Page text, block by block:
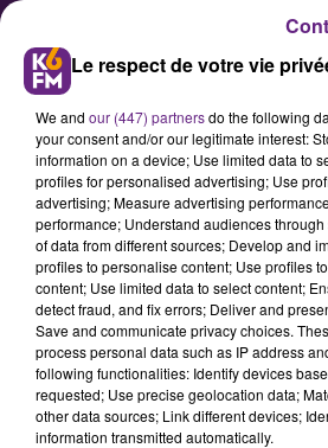
UMIH 21 : une tête
évoquer la nouvelle
Le respect de votre vie
We and our (447) partnersdo the following
your consent and/or our legitimate interest:
information on a device; Use limited data to
profiles for personalised advertising; Use
advertising; Measure advertising
performance; Understand audiences
of data from different sources; Develop and
profiles to personalise content; Use profiles
content; Use limited data to select content;
detect fraud, and fix errors; Deliver and
Save and communicate privacy choices.
process personal data such as IP address
following functionalities: Identify devices
requested; Use precise geolocation data;
other data sources; Link different devices;
information transmitted automatically.